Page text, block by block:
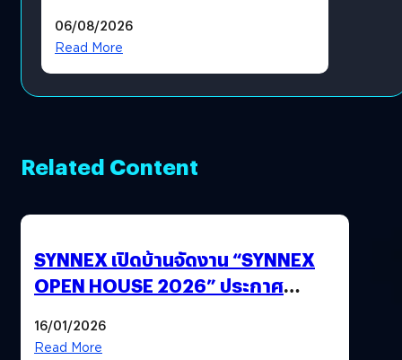
06/08/2026
Read More
Related Content
SYNNEX เปิดบ้านจัดงาน “SYNNEX
OPEN HOUSE 2026” ประกาศ
ได้ 53,000 ล้านบาท
16/01/2026
Read More